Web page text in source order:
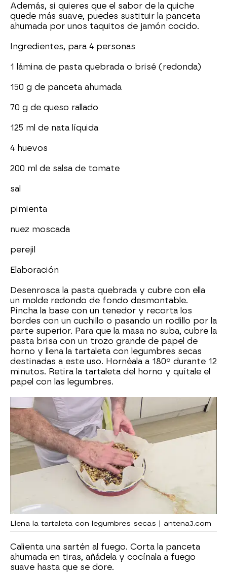
Además, si quieres que el sabor de la quiche
quede más suave, puedes sustituir la panceta
ahumada por unos taquitos de jamón cocido.
Ingredientes, para 4 personas
1 lámina de pasta quebrada o brisé (redonda)
150 g de panceta ahumada
70 g de queso rallado
125 ml de nata líquida
4 huevos
200 ml de salsa de tomate
sal
pimienta
nuez moscada
perejil
Elaboración
Desenrosca la pasta quebrada y cubre con ella
un molde redondo de fondo desmontable.
Pincha la base con un tenedor y recorta los
bordes con un cuchillo o pasando un rodillo por la
parte superior. Para que la masa no suba, cubre la
pasta brisa con un trozo grande de papel de
horno y llena la tartaleta con legumbres secas
destinadas a este uso. Hornéala a 180º durante 12
minutos. Retira la tartaleta del horno y quítale el
papel con las legumbres.
Llena la tartaleta con legumbres secas | antena3.com
Calienta una sartén al fuego. Corta la panceta
ahumada en tiras, añádela y cocínala a fuego
suave hasta que se dore.